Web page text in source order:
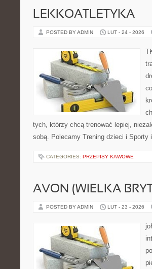
LEKKOATLETYKA
POSTED BY ADMIN LUT - 24 - 2026
tych, którzy chcą trenować lepiej,
sobą. Polecamy Trening dzieci i
CATEGORIES: PRZEPISY KAWOWE
AVON (WIELKA
POSTED BY ADMIN LUT - 23 - 2026